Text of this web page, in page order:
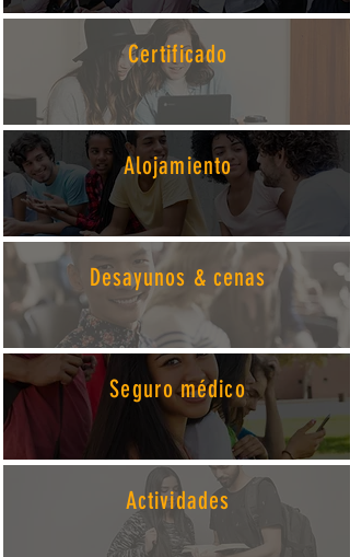
Certificado
Alojamiento
Desayunos & cenas
Seguro médico
Actividades